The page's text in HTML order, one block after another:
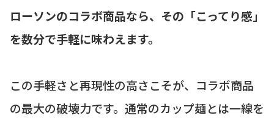
ローソンのコラボ商品なら、その「こってり感」
を数分で手軽に味わえます。
この手軽さと再現性の高さこそが、コラボ商品
の最大の破壊力です。通常のカップ麺とは一線を